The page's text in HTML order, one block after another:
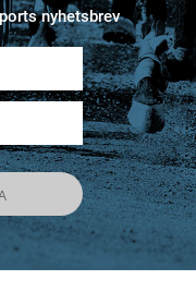
nyhetsbrev